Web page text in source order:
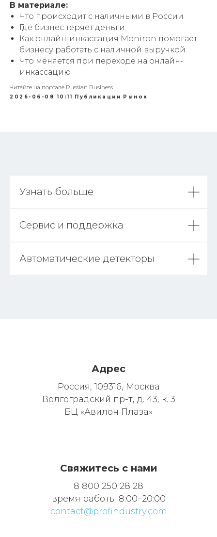
В материале:
Что происходит с наличными в России
Где бизнес теряет деньги
Как онлайн-инкассация Moniron помогает
бизнесу работать с наличной выручкой
Что меняется при переходе на онлайн-
инкассацию
Читайте на портале Russian Business
2026-06-08 10:11 Публикации Рынок
Узнать больше
Сервис и поддержка
Автоматические детекторы
Адрес
Россия, 109316, Москва
Волгоградский пр-т, д. 43, к. 3
БЦ «Авилон Плаза»
Свяжитесь с нами
8 800 250 28 28
время работы 8:00–20:00
contact@profindustry.com